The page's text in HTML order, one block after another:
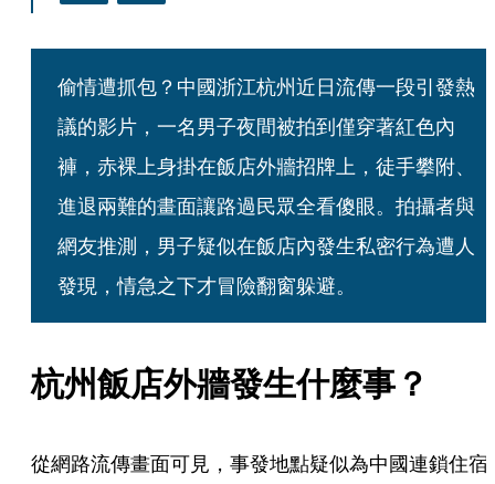
偷情遭抓包？中國浙江杭州近日流傳一段引發熱
議的影片，一名男子夜間被拍到僅穿著紅色內
褲，赤裸上身掛在飯店外牆招牌上，徒手攀附、
進退兩難的畫面讓路過民眾全看傻眼。拍攝者與
網友推測，男子疑似在飯店內發生私密行為遭人
發現，情急之下才冒險翻窗躲避。
杭州飯店外牆發生什麼事？
從網路流傳畫面可見，事發地點疑似為中國連鎖住宿